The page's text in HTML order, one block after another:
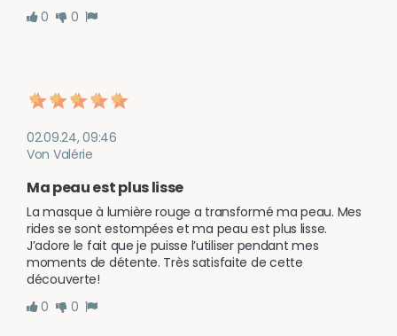
0
0
02.09.24, 09:46
Von Valérie
Ma peau est plus lisse
La masque à lumière rouge a transformé ma peau. Mes
rides se sont estompées et ma peau est plus lisse.
J’adore le fait que je puisse l’utiliser pendant mes
moments de détente. Très satisfaite de cette
découverte!
0
0